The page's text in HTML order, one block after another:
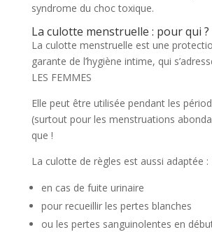
syndrome du choc toxique.
La culotte menstruelle : pour qui ?
La culotte menstruelle est une
garante de l’hygiène intime, qui
LES FEMMES
Elle peut être utilisée pendant les
(surtout pour les menstruations
que !
La culotte de règles est aussi adaptée :
en cas de fuite urinaire
pour recueillir les pertes blanches
ou les pertes sanguinolentes en